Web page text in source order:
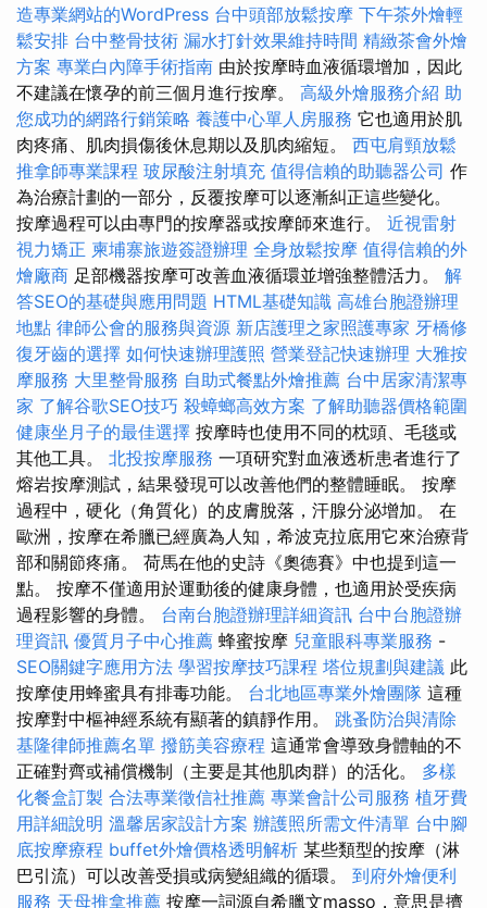
造專業網站的WordPress 台中頭部放鬆按摩 下午茶外燴輕
鬆安排 台中整骨技術 漏水打針效果維持時間 精緻茶會外燴
方案 專業白內障手術指南 由於按摩時血液循環增加，因此
不建議在懷孕的前三個月進行按摩。 高級外燴服務介紹 助
您成功的網路行銷策略 養護中心單人房服務 它也適用於肌
肉疼痛、肌肉損傷後休息期以及肌肉縮短。 西屯肩頸放鬆
推拿師專業課程 玻尿酸注射填充 值得信賴的助聽器公司 作
為治療計劃的一部分，反覆按摩可以逐漸糾正這些變化。
按摩過程可以由專門的按摩器或按摩師來進行。 近視雷射
視力矯正 柬埔寨旅遊簽證辦理 全身放鬆按摩 值得信賴的外
燴廠商 足部機器按摩可改善血液循環並增強整體活力。 解
答SEO的基礎與應用問題 HTML基礎知識 高雄台胞證辦理
地點 律師公會的服務與資源 新店護理之家照護專家 牙橋修
復牙齒的選擇 如何快速辦理護照 營業登記快速辦理 大雅按
摩服務 大里整骨服務 自助式餐點外燴推薦 台中居家清潔專
家 了解谷歌SEO技巧 殺蟑螂高效方案 了解助聽器價格範圍
健康坐月子的最佳選擇 按摩時也使用不同的枕頭、毛毯或
其他工具。 北投按摩服務 一項研究對血液透析患者進行了
熔岩按摩測試，結果發現可以改善他們的整體睡眠。 按摩
過程中，硬化（角質化）的皮膚脫落，汗腺分泌增加。 在
歐洲，按摩在希臘已經廣為人知，希波克拉底用它來治療背
部和關節疼痛。 荷馬在他的史詩《奧德賽》中也提到這一
點。 按摩不僅適用於運動後的健康身體，也適用於受疾病
過程影響的身體。 台南台胞證辦理詳細資訊 台中台胞證辦
理資訊 優質月子中心推薦 蜂蜜按摩 兒童眼科專業服務 -
SEO關鍵字應用方法 學習按摩技巧課程 塔位規劃與建議 此
按摩使用蜂蜜具有排毒功能。 台北地區專業外燴團隊 這種
按摩對中樞神經系統有顯著的鎮靜作用。 跳蚤防治與清除
基隆律師推薦名單 撥筋美容療程 這通常會導致身體軸的不
正確對齊或補償機制（主要是其他肌肉群）的活化。 多樣
化餐盒訂製 合法專業徵信社推薦 專業會計公司服務 植牙費
用詳細說明 溫馨居家設計方案 辦護照所需文件清單 台中腳
底按摩療程 buffet外燴價格透明解析 某些類型的按摩（淋
巴引流）可以改善受損或病變組織的循環。 到府外燴便利
服務 天母推拿推薦 按摩一詞源自希臘文masso，意思是擠